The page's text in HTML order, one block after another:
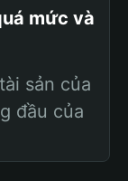
mức và
sản của
đầu của